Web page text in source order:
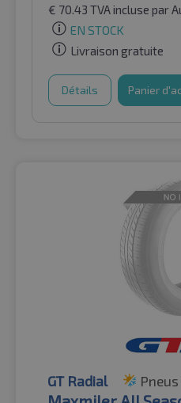
€ 70.43 TVA incluse par
EN STOCK
Livraison gratuite
Détails Panier
GT Radial